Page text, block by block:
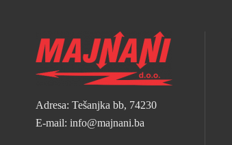
Adresa: Tešanjka bb, 74230
E-mail: info@majnani.ba